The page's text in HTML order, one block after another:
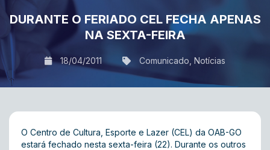
DURANTE O FERIADO CEL FECHA APENAS
NA SEXTA-FEIRA
18/04/2011 Comunicado Notícias
O Centro de Cultura, Esporte e Lazer (CEL) da OAB-GO
estará fechado nesta sexta-feira (22). Durante os outros